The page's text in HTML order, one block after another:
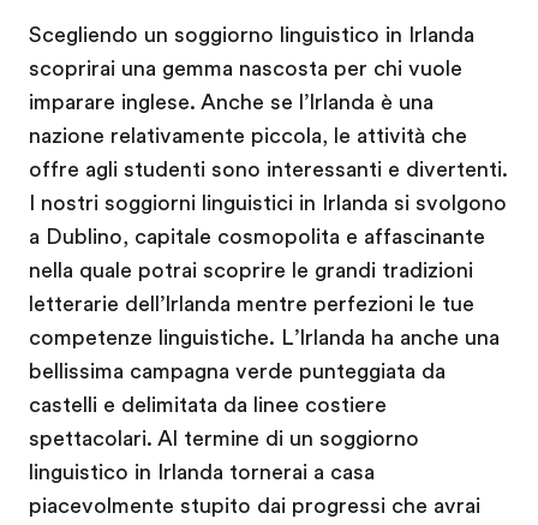
Scegliendo un soggiorno linguistico in Irlanda
scoprirai una gemma nascosta per chi vuole
imparare inglese. Anche se l’Irlanda è una
nazione relativamente piccola, le attività che
offre agli studenti sono interessanti e divertenti.
I nostri soggiorni linguistici in Irlanda si svolgono
a Dublino, capitale cosmopolita e affascinante
nella quale potrai scoprire le grandi tradizioni
letterarie dell’Irlanda mentre perfezioni le tue
competenze linguistiche. L’Irlanda ha anche una
bellissima campagna verde punteggiata da
castelli e delimitata da linee costiere
spettacolari. Al termine di un soggiorno
linguistico in Irlanda tornerai a casa
piacevolmente stupito dai progressi che avrai